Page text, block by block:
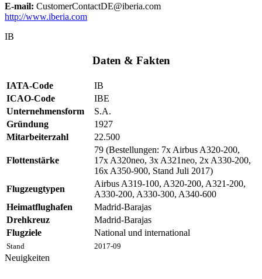
E-mail: CustomerContactDE@iberia.com
http://www.iberia.com
IB
Daten & Fakten
Stand 2017-09
IATA-Code
IB
ICAO-Code
IBE
Unternehmensform
S.A.
Gründung
1927
Mitarbeiterzahl
22.500
Flottenstärke
79 (Bestellungen: 7x Airbus A320-200,
17x A320neo, 3x A321neo, 2x A330-200,
16x A350-900, Stand Juli 2017)
Flugzeugtypen
Airbus A319-100, A320-200, A321-200,
A330-200, A330-300, A340-600
Heimatflughafen
Madrid-Barajas
Drehkreuz
Madrid-Barajas
Flugziele
National und international
Neuigkeiten